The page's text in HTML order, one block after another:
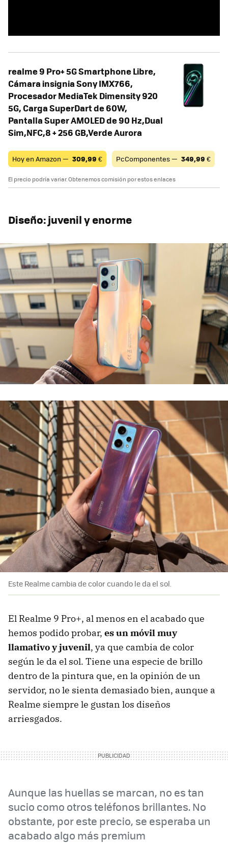
realme 9 Pro+ 5G Smartphone Libre,
Cámara insignia Sony IMX766,
Procesador MediaTek Dimensity 920
5G, Carga SuperDart de 60W,
Pantalla Super AMOLED de 90 Hz,Dual
Sim,NFC,8 + 256 GB,Verde Aurora
Hoy en Amazon — 309,99 € PcComponentes — 349,99 €
El precio podría variar. Obtenemos comisión por estos enlaces
Diseño: juvenil y enorme
Este Realme cambia de color cuando le da el sol.
El Realme 9 Pro+, al menos en el acabado que
hemos podido probar, es un móvil muy
llamativo y juvenil, ya que cambia de color
según le da el sol. Tiene una especie de brillo
dentro de la pintura que, en la opinión de un
servidor, no le sienta demasiado bien, aunque a
Realme siempre le gustan los diseños
arriesgados.
Aunque las huellas se marcan, no es tan
sucio como otros teléfonos brillantes. No
obstante, por este precio, se esperaba un
acabado algo más premium